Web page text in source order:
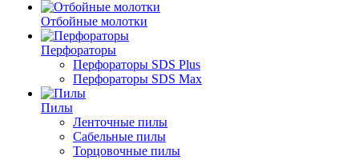
Отбойные молотки
Перфораторы
Перфораторы SDS Plus
Перфораторы SDS Max
Пилы
Ленточные пилы
Сабельные пилы
Торцовочные пилы